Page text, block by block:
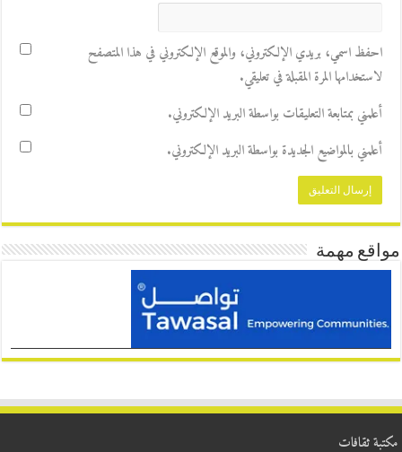
احفظ اسمي، بريدي الإلكتروني، والموقع الإلكتروني في هذا المتصفح
لاستخدامها المرة المقبلة في تعليقي.
أعلمني بمتابعة التعليقات بواسطة البريد الإلكتروني.
أعلمني بالمواضيع الجديدة بواسطة البريد الإلكتروني.
مواقع مهمة
مكتبة ثقافات